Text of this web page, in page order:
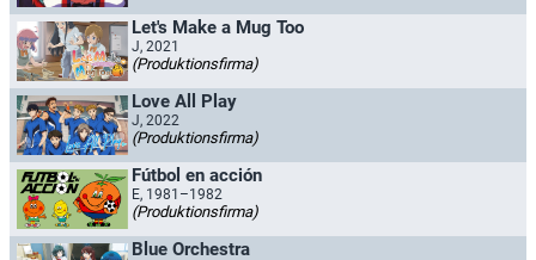
Let's Make a Mug Too
J, 2021
(Produktionsfirma)
Love All Play
J, 2022
(Produktionsfirma)
Fútbol en acción
E, 1981–1982
(Produktionsfirma)
Blue Orchestra